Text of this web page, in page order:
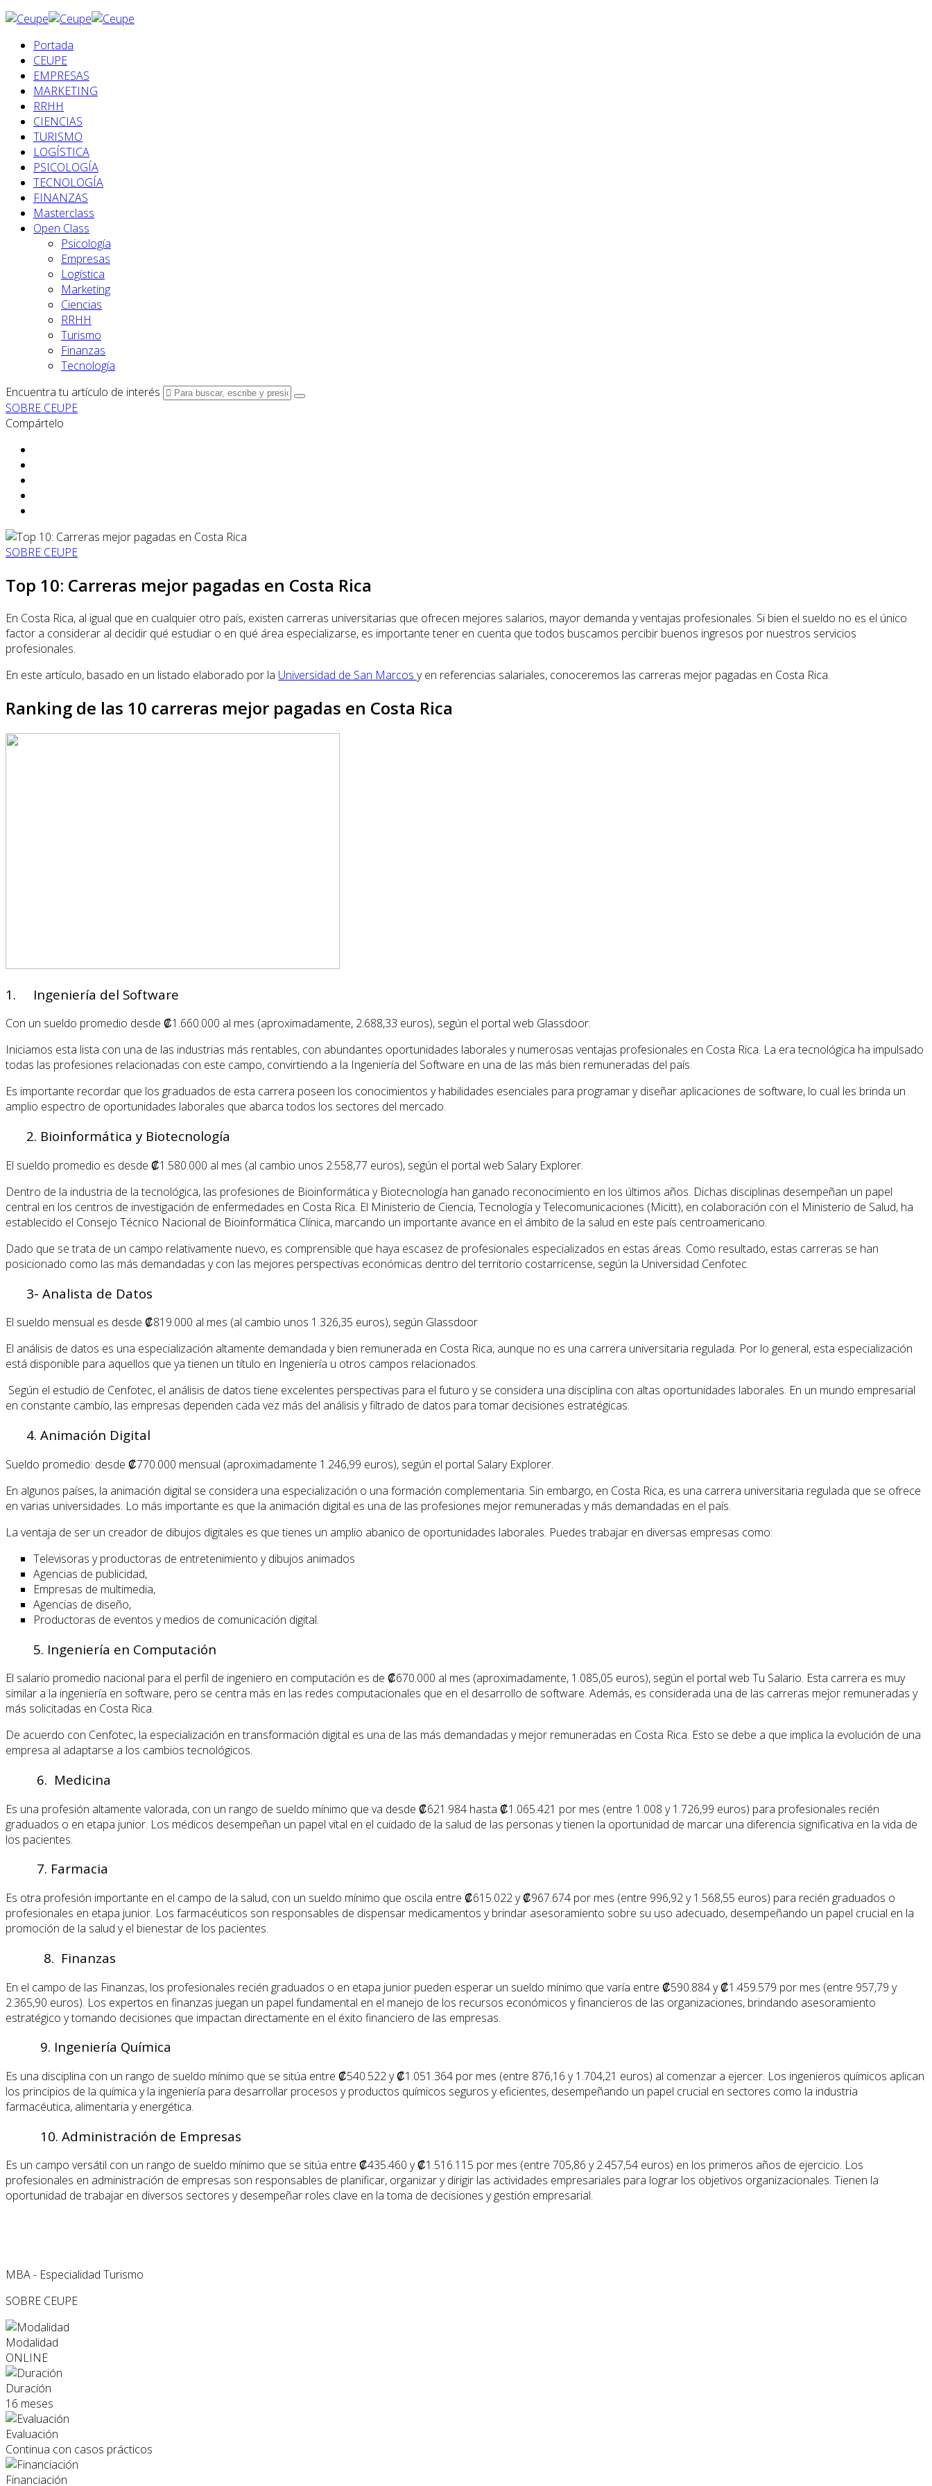
Portada
CEUPE
EMPRESAS
MARKETING
RRHH
CIENCIAS
TURISMO
LOGÍSTICA
PSICOLOGÍA
TECNOLOGÍA
FINANZAS
Masterclass
Open Class
Psicología
Empresas
Logística
Marketing
Ciencias
RRHH
Turismo
Finanzas
Tecnología
Encuentra tu artículo de interés
SOBRE CEUPE
Compártelo
SOBRE CEUPE
Top 10: Carreras mejor pagadas en Costa Rica
En Costa Rica, al igual que en cualquier otro país, existen carreras universitarias que ofrecen mejores salarios, mayor demanda y ventajas profesionales. Si bien el sueldo no es el único
factor a considerar al decidir qué estudiar o en qué área especializarse, es importante tener en cuenta que todos buscamos percibir buenos ingresos por nuestros servicios
profesionales.
En este artículo, basado en un listado elaborado por la Universidad de San Marcos y en referencias salariales, conoceremos las carreras mejor pagadas en Costa Rica.
Ranking de las 10 carreras mejor pagadas en Costa Rica
1. Ingeniería del Software
Con un sueldo promedio desde ₡1.660.000 al mes (aproximadamente, 2.688,33 euros), según el portal web Glassdoor.
Iniciamos esta lista con una de las industrias más rentables, con abundantes oportunidades laborales y numerosas ventajas profesionales en Costa Rica. La era tecnológica ha impulsado
todas las profesiones relacionadas con este campo, convirtiendo a la Ingeniería del Software en una de las más bien remuneradas del país.
Es importante recordar que los graduados de esta carrera poseen los conocimientos y habilidades esenciales para programar y diseñar aplicaciones de software, lo cual les brinda un
amplio espectro de oportunidades laborales que abarca todos los sectores del mercado.
2. Bioinformática y Biotecnología
El sueldo promedio es desde ₡1.580.000 al mes (al cambio unos 2.558,77 euros), según el portal web Salary Explorer.
Dentro de la industria de la tecnológica, las profesiones de Bioinformática y Biotecnología han ganado reconocimiento en los últimos años. Dichas disciplinas desempeñan un papel
central en los centros de investigación de enfermedades en Costa Rica. El Ministerio de Ciencia, Tecnología y Telecomunicaciones (Micitt), en colaboración con el Ministerio de Salud, ha
establecido el Consejo Técnico Nacional de Bioinformática Clínica, marcando un importante avance en el ámbito de la salud en este país centroamericano.
Dado que se trata de un campo relativamente nuevo, es comprensible que haya escasez de profesionales especializados en estas áreas. Como resultado, estas carreras se han
posicionado como las más demandadas y con las mejores perspectivas económicas dentro del territorio costarricense, según la Universidad Cenfotec.
3- Analista de Datos
El sueldo mensual es desde ₡819.000 al mes (al cambio unos 1.326,35 euros), según Glassdoor
El análisis de datos es una especialización altamente demandada y bien remunerada en Costa Rica, aunque no es una carrera universitaria regulada. Por lo general, esta especialización
está disponible para aquellos que ya tienen un título en Ingeniería u otros campos relacionados.
Según el estudio de Cenfotec, el análisis de datos tiene excelentes perspectivas para el futuro y se considera una disciplina con altas oportunidades laborales. En un mundo empresarial
en constante cambio, las empresas dependen cada vez más del análisis y filtrado de datos para tomar decisiones estratégicas.
4. Animación Digital
Sueldo promedio: desde ₡770.000 mensual (aproximadamente 1.246,99 euros), según el portal Salary Explorer.
En algunos países, la animación digital se considera una especialización o una formación complementaria. Sin embargo, en Costa Rica, es una carrera universitaria regulada que se ofrece
en varias universidades. Lo más importante es que la animación digital es una de las profesiones mejor remuneradas y más demandadas en el país.
La ventaja de ser un creador de dibujos digitales es que tienes un amplio abanico de oportunidades laborales. Puedes trabajar en diversas empresas como:
Televisoras y productoras de entretenimiento y dibujos animados
Agencias de publicidad,
Empresas de multimedia,
Agencias de diseño,
Productoras de eventos y medios de comunicación digital.
5. Ingeniería en Computación
El salario promedio nacional para el perfil de ingeniero en computación es de ₡670.000 al mes (aproximadamente, 1.085,05 euros), según el portal web Tu Salario. Esta carrera es muy
similar a la ingeniería en software, pero se centra más en las redes computacionales que en el desarrollo de software. Además, es considerada una de las carreras mejor remuneradas y
más solicitadas en Costa Rica.
De acuerdo con Cenfotec, la especialización en transformación digital es una de las más demandadas y mejor remuneradas en Costa Rica. Esto se debe a que implica la evolución de una
empresa al adaptarse a los cambios tecnológicos.
6. Medicina
Es una profesión altamente valorada, con un rango de sueldo mínimo que va desde ₡621.984 hasta ₡1.065.421 por mes (entre 1.008 y 1.726,99 euros) para profesionales recién
graduados o en etapa junior. Los médicos desempeñan un papel vital en el cuidado de la salud de las personas y tienen la oportunidad de marcar una diferencia significativa en la vida de
los pacientes.
7. Farmacia
Es otra profesión importante en el campo de la salud, con un sueldo mínimo que oscila entre ₡615.022 y ₡967.674 por mes (entre 996,92 y 1.568,55 euros) para recién graduados o
profesionales en etapa junior. Los farmacéuticos son responsables de dispensar medicamentos y brindar asesoramiento sobre su uso adecuado, desempeñando un papel crucial en la
promoción de la salud y el bienestar de los pacientes.
8. Finanzas
En el campo de las Finanzas, los profesionales recién graduados o en etapa junior pueden esperar un sueldo mínimo que varía entre ₡590.884 y ₡1.459.579 por mes (entre 957,79 y
2.365,90 euros). Los expertos en finanzas juegan un papel fundamental en el manejo de los recursos económicos y financieros de las organizaciones, brindando asesoramiento
estratégico y tomando decisiones que impactan directamente en el éxito financiero de las empresas.
9. Ingeniería Química
Es una disciplina con un rango de sueldo mínimo que se sitúa entre ₡540.522 y ₡1.051.364 por mes (entre 876,16 y 1.704,21 euros) al comenzar a ejercer. Los ingenieros químicos aplican
los principios de la química y la ingeniería para desarrollar procesos y productos químicos seguros y eficientes, desempeñando un papel crucial en sectores como la industria
farmacéutica, alimentaria y energética.
10. Administración de Empresas
Es un campo versátil con un rango de sueldo mínimo que se sitúa entre ₡435.460 y ₡1.516.115 por mes (entre 705,86 y 2.457,54 euros) en los primeros años de ejercicio. Los
profesionales en administración de empresas son responsables de planificar, organizar y dirigir las actividades empresariales para lograr los objetivos organizacionales. Tienen la
oportunidad de trabajar en diversos sectores y desempeñar roles clave en la toma de decisiones y gestión empresarial.
MBA - Especialidad Turismo
SOBRE CEUPE
Modalidad
ONLINE
Duración
16 meses
Evaluación
Continua con casos prácticos
Financiación